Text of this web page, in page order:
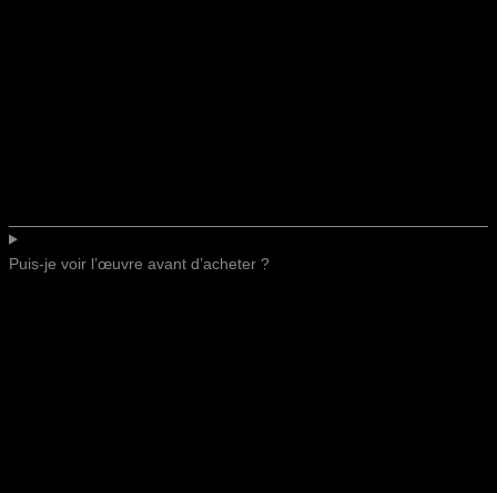
Puis-je voir l’œuvre avant d’acheter ?